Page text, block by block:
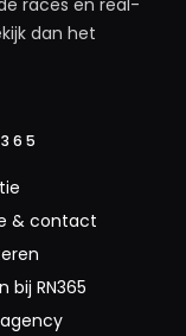
races en real-
dan het
& contact
bij RN365